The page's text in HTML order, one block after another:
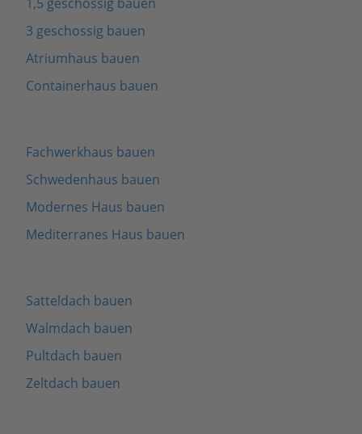
3 geschossig bauen
Atriumhaus bauen
Containerhaus bauen
Fachwerkhaus bauen
Schwedenhaus bauen
Modernes Haus bauen
Mediterranes Haus bauen
Satteldach bauen
Walmdach bauen
Pultdach bauen
Zeltdach bauen